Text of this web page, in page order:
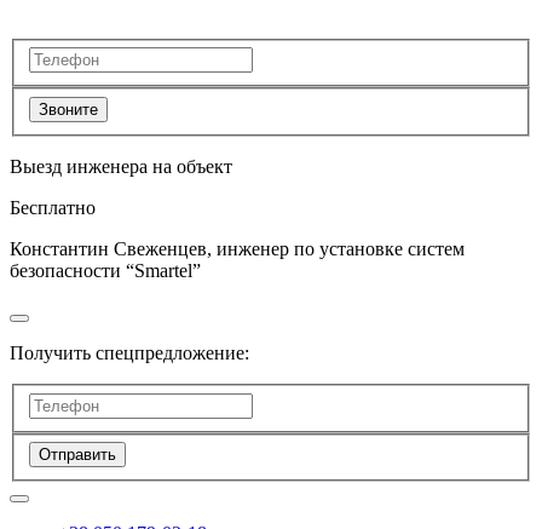
Звоните
Выезд инженера на объект
Бесплатно
Константин Свеженцев, инженер по установке систем
безопасности “Smartel”
Получить спецпредложение:
Отправить